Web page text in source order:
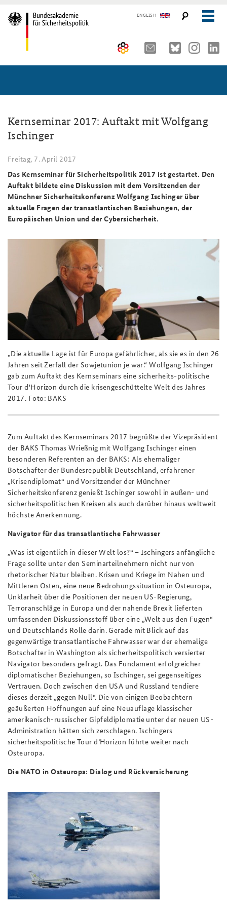
ENGLISH
Aktuelles (menu position rule)
Auftrag und Organisation
Historischer Ort
Kompetenzzentrum Strategische Vorausschau
Team
Sicherheitspolitische Nachwuchsarbeit
Beirat
Praktika an der BAKS
Freundeskreis
10 Jahre AKJS
Seminare und Tagungen
Führungskräfteseminar für Sicherheitspolitik
Kernseminar für Sicherheitspolitik
Methodenseminar Strategische Vorausschau
Fachseminar Digitalisierung und Sicherheitspolitik
Fachseminar Desinformation und Sicherheitspolitik
Deutsches Forum Sicherheitspolitik
Arbeitskreis "Junge Sicherheitspolitiker"
Das Sicherheitspolitische Gespräch an der BAKS
Studierendenkonferenz Sicherheitspolitik gestalten
Publikationen und Presse
#angeBAKSt: Aktuelle Kommentare zur Sicherheitspolitik
Arbeitspapiere Sicherheitspolitik
Pressespiegel und Gastbeiträge von BAKS-Angehörigen
Ansprechpartner für Presse- und andere Medienanfragen
Newsletter-Archiv
STUDIENPLATTFORM
Kernseminar 2017: Auftakt mit Wolfgang
Ischinger
Freitag, 7. April 2017
Das Kernseminar für Sicherheitspolitik 2017 ist gestartet. Den
Auftakt bildete eine Diskussion mit dem Vorsitzenden der
Münchner Sicherheitskonferenz Wolfgang Ischinger über
aktuelle Fragen der transatlantischen Beziehungen, der
Europäischen Union und der Cybersicherheit.
„Die aktuelle Lage ist für Europa gefährlicher, als sie es in den 26
Jahren seit Zerfall der Sowjetunion je war.“ Wolfgang Ischinger
gab zum Auftakt des Kernseminars eine sicherheits-politische
Tour d'Horizon durch die krisengeschüttelte Welt des Jahres
2017. Foto: BAKS
Zum Auftakt des Kernseminars 2017 begrüßte der Vizepräsident
der BAKS Thomas Wrießnig mit Wolfgang Ischinger einen
besonderen Referenten an der BAKS: Als ehemaliger
Botschafter der Bundesrepublik Deutschland, erfahrener
„Krisendiplomat“ und Vorsitzender der Münchner
Sicherheitskonferenz genießt Ischinger sowohl in außen- und
sicherheitspolitischen Kreisen als auch darüber hinaus weltweit
höchste Anerkennung.
Navigator für das transatlantische Fahrwasser
„Was ist eigentlich in dieser Welt los?“ – Ischingers anfängliche
Frage sollte unter den Seminarteilnehmern nicht nur von
rhetorischer Natur bleiben. Krisen und Kriege im Nahen und
Mittleren Osten, eine neue Bedrohungssituation in Osteuropa,
Unklarheit über die Positionen der neuen US-Regierung,
Terroranschläge in Europa und der nahende Brexit lieferten
umfassenden Diskussionsstoff über eine „Welt aus den Fugen“
und Deutschlands Rolle darin. Gerade mit Blick auf das
gegenwärtige transatlantische Fahrwasser war der ehemalige
Botschafter in Washington als sicherheitspolitisch versierter
Navigator besonders gefragt. Das Fundament erfolgreicher
diplomatischer Beziehungen, so Ischinger, sei gegenseitiges
Vertrauen. Doch zwischen den USA und Russland tendiere
dieses derzeit „gegen Null“. Die von einigen Beobachtern
geäußerten Hoffnungen auf eine Neuauflage klassischer
amerikanisch-russischer Gipfeldiplomatie unter der neuen US-
Administration hätten sich zerschlagen. Ischingers
sicherheitspolitische Tour d’Horizon führte weiter nach
Osteuropa.
Die NATO in Osteuropa: Dialog und Rückversicherung